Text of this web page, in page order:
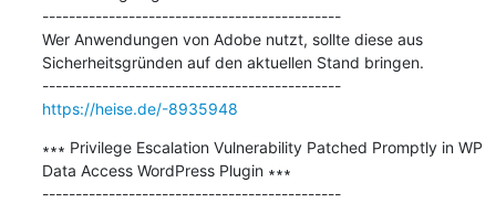
---------------------------------------------
Wer Anwendungen von Adobe nutzt, sollte diese aus
Sicherheitsgründen auf den aktuellen Stand bringen.
---------------------------------------------
https://heise.de/-8935948
∗∗∗ Privilege Escalation Vulnerability Patched Promptly in WP
Data Access WordPress Plugin ∗∗∗
---------------------------------------------